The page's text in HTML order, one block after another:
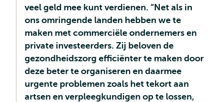
veel geld mee kunt verdienen. “Net als in
ons omringende landen hebben we te
maken met commerciële ondernemers en
private investeerders. Zij beloven de
gezondheidszorg efficiënter te maken door
deze beter te organiseren en daarmee
urgente problemen zoals het tekort aan
artsen en verpleegkundigen op te lossen,